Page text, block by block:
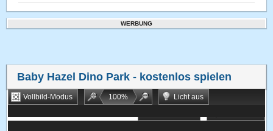
WERBUNG
Baby Hazel Dino Park - kostenlos spielen
Vollbild-Modus 100%
Licht aus